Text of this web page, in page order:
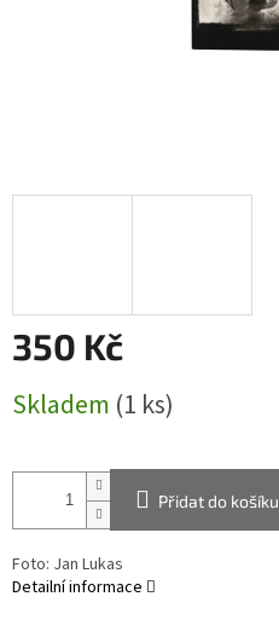
350 Kč
cena:
Skladem (1 ks)
Přidat do košíku
Foto: Jan Lukas
Detailní informace